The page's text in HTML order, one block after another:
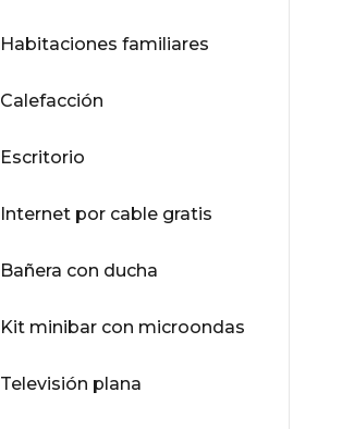
Habitaciones familiares
Calefacción
Escritorio
Internet por cable gratis
Bañera con ducha
Kit minibar con microondas
Televisión plana